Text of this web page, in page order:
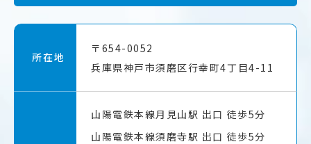
所在地
〒654-0052
兵庫県神戸市須磨区行幸町4丁目4-11
山陽電鉄本線月見山駅 出口 徒歩5分
山陽電鉄本線須磨寺駅 出口 徒歩5分